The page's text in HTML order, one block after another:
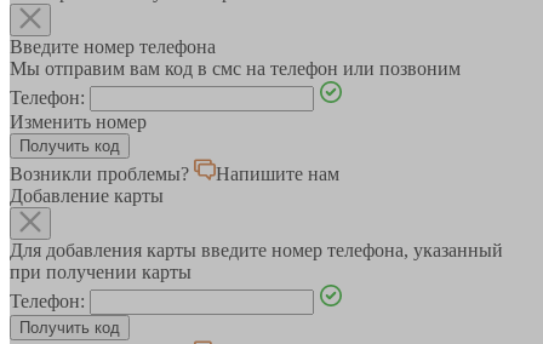
Введите номер телефона
Мы отправим вам код в смс на телефон или позвоним
Телефон:
Изменить номер
Возникли проблемы?
Напишите нам
Добавление карты
Для добавления карты введите номер телефона, указанный
при получении карты
Телефон: